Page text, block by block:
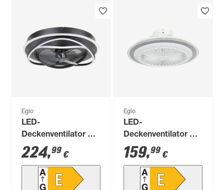
Eglo
LED-
Deckenventilator mit
Beleuchtung
'Namori' dimmbar
27 W 4400 lm
warmweiß,
224,99 €
Eglo
LED-
Deckenventilator mit
Beleuchtung
'Albufeira' dimmbar
25,5 W 3300 lm
warmweiß,
159,99 €